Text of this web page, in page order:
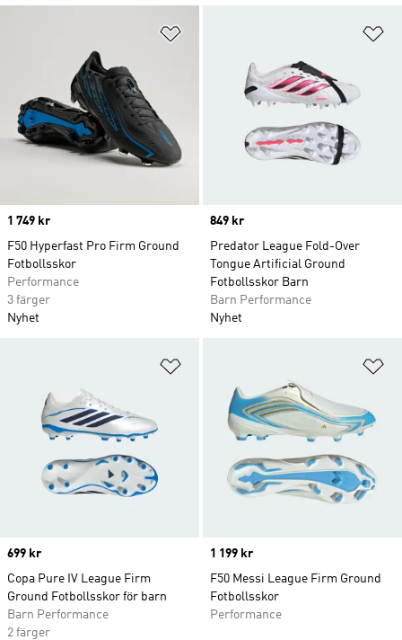
Price
1 749 kr
F50 Hyperfast Pro Firm Ground
Fotbollsskor
Performance
3 färger
Nyhet
Price
849 kr
Predator League Fold-Over
Tongue Artificial Ground
Fotbollsskor Barn
Barn Performance
Nyhet
Price
699 kr
Copa Pure IV League Firm
Ground Fotbollsskor för barn
Barn Performance
2 färger
Price
1 199 kr
F50 Messi League Firm Ground
Fotbollsskor
Performance